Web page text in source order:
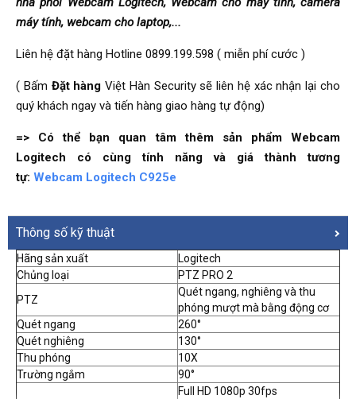
máy tính, webcam cho laptop,...
Liên hệ đặt hàng Hotline 0899.199.598 ( miễn phí cước )
( Bấm Đặt hàng Việt Hàn Security sẽ liên hệ xác nhận lại cho
quý khách ngay và tiến hàng giao hàng tự động)
=> Có thể bạn quan tâm thêm sản phẩm Webcam
Logitech có cùng tính năng và giá thành tương
tự: Webcam Logitech C925e
Thông số kỹ thuật
Hãng sản xuất
Logitech
Chủng loại
PTZ PRO 2
PTZ
Quét ngang, nghiêng và thu
phóng mượt mà bằng động cơ
Quét ngang
260°
Quét nghiêng
130°
Thu phóng
10X
Trường ngắm
90°
Full HD 1080p 30fps